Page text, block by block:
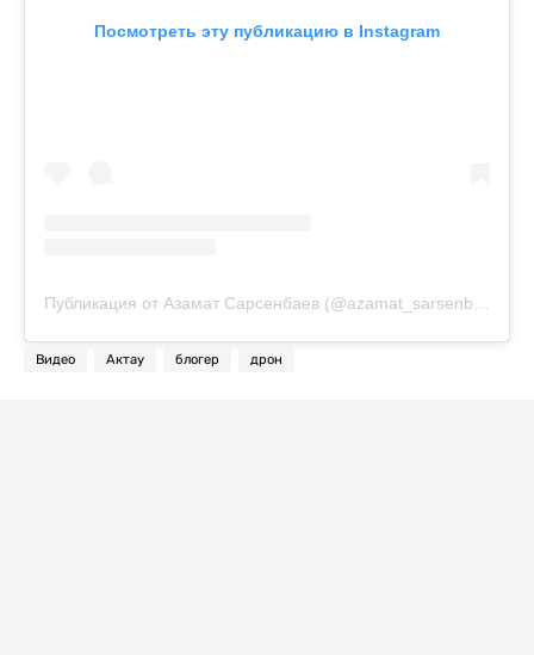
Посмотреть эту публикацию в Instagram
Видео Актау блогер дрон